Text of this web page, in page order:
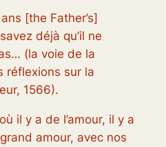
[the Father’s]
déjà qu’il ne
(la voie de la
réflexions sur la
1566).
il y a de l’amour, il y a
amour, avec nos